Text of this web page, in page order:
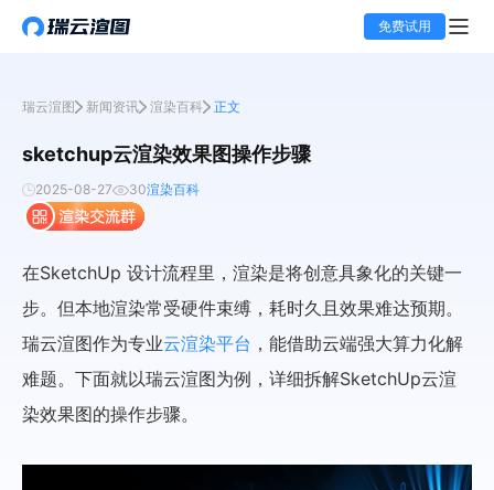
免费试用
瑞云渲图 新闻资讯 渲染百科 正文
sketchup云渲染效果图操作步骤
2025-08-27 30渲染百科
在SketchUp 设计流程里，渲染是将创意具象化的关键一
步。但本地渲染常受硬件束缚，耗时久且效果难达预期。
瑞云渲图作为专业云渲染平台 ，能借助云端强大算力化解
难题。下面就以瑞云渲图为例，详细拆解SketchUp云渲
染效果图的操作步骤。